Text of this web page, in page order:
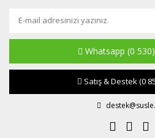
Whatsapp (0
Satış & Destek(0